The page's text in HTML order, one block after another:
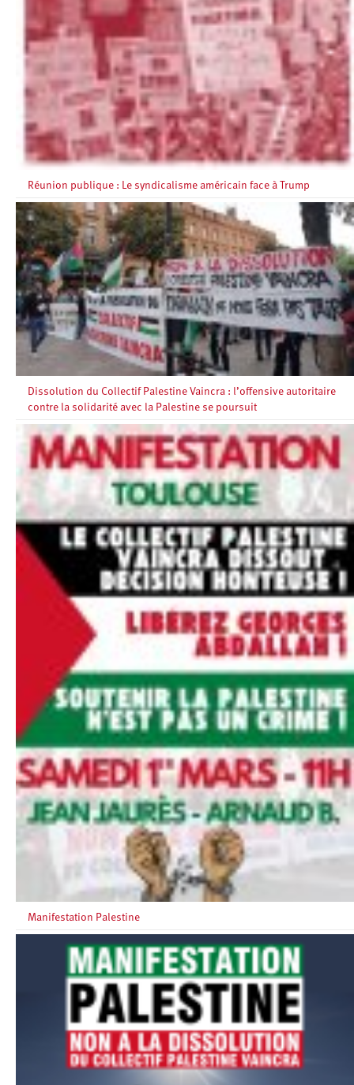
Réunion publique : Le syndicalisme américain face à Trump
Dissolution du Collectif Palestine Vaincra : l’offensive autoritaire
contre la solidarité avec la Palestine se poursuit
Manifestation Palestine